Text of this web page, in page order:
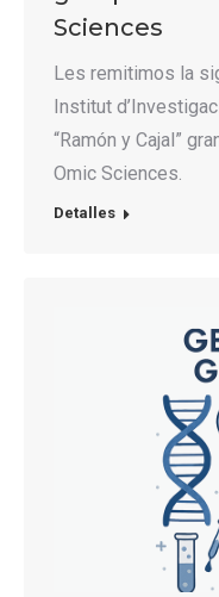
Sciences
Les remitimos la
Institut
“Ramón y Cajal”
Omic Sciences.
Detalles